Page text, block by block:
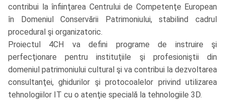
contribui la înfiinţarea Centrului de Competenţe European
în Domeniul Conservării Patrimoniului, stabilind cadrul
procedural şi organizatoric.
Proiectul 4CH va defini programe de instruire şi
perfecţionare pentru instituţiile şi profesioniştii din
domeniul patrimoniului cultural şi va contribui la dezvoltarea
consultanţei, ghidurilor şi protocoalelor privind utilizarea
tehnologiilor IT cu o atenţie specială la tehnologiile 3D.